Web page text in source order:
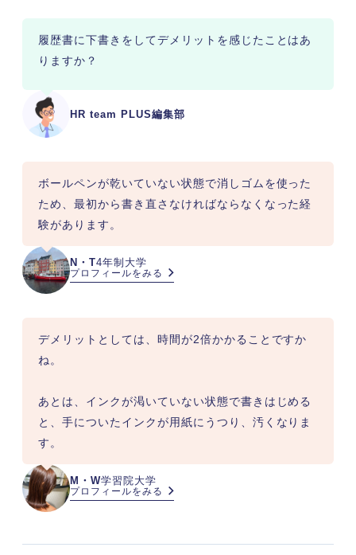
HR team PLUS編集部
履歴書に下書きをしてデメリットを感じたことはあ
りますか？
N・T4年制大学
プロフィールをみる
ボールペンが乾いていない状態で消しゴムを使った
ため、最初から書き直さなければならなくなった経
験があります。
M・W学習院大学
プロフィールをみる
デメリットとしては、時間が2倍かかることですか
ね。
あとは、インクが渇いていない状態で書きはじめる
と、手についたインクが用紙にうつり、汚くなりま
す。